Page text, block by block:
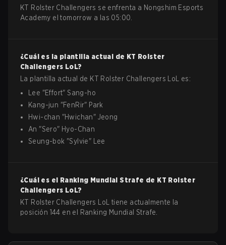
KT Rolster Challengers se enfrenta a Nongshim Esports
Academy el tomorrow a las 05:00.
¿Cuál es la plantilla actual de KT Rolster
Challengers LoL?
La plantilla actual de KT Rolster Challengers LoL
es:
Lee "Effort"Sang-ho
Kang-jun "FenRir" Park
Hwi-chan "Hwichan" Jeong
An "Sero" Hyo-Chan
Seung-bok "Sylvie" Lee
¿Cuál es el Ranking Mundial Strafe de KT Rolster
Challengers LoL?
KT Rolster Challengers LoL tiene actualmente la
posición 144 en el Ranking Mundial Strafe.